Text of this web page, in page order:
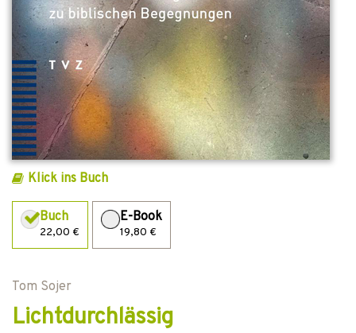
Klick ins Buch
Buch
22,00 €
E-Book
19,80 €
Tom Sojer
Lichtdurchlässig